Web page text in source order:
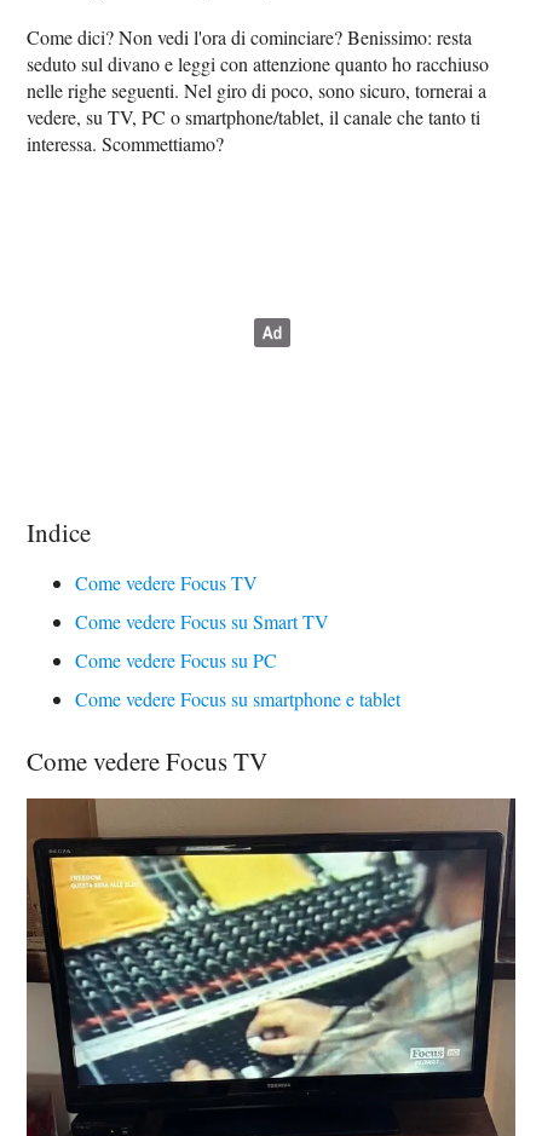
Come dici? Non vedi l'ora di cominciare? Benissimo: resta
seduto sul divano e leggi con attenzione quanto ho racchiuso
nelle righe seguenti. Nel giro di poco, sono sicuro, tornerai a
vedere, su TV, PC o smartphone/tablet, il canale che tanto ti
interessa. Scommettiamo?
Indice
Come vedere Focus TV
Come vedere Focus su Smart TV
Come vedere Focus su PC
Come vedere Focus su smartphone e tablet
Come vedere Focus TV